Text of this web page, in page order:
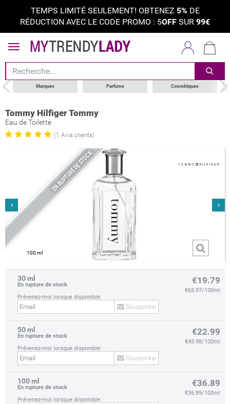
TEMPS LIMITÉ SEULEMENT! OBTENEZ 5%DE
RÉDUCTION AVEC LE CODE PROMO : 5OFF SUR 99€
Marques Parfums Cosmétiques
Tommy Hilfiger Tommy
Eau de Toilette
(1 Avis clients)
EN RUPTURE DE STOCK
100 ml
prev next
30 ml
En rupture de stock
Prévenez-moi lorsque disponible:
Souscrire
€19.79
€65.97/100ml
50 ml
En rupture de stock
Prévenez-moi lorsque disponible:
Souscrire
€22.99
€45.98/100ml
100 ml
En rupture de stock
Prévenez-moi lorsque disponible:
€36.89
€36.89/100ml